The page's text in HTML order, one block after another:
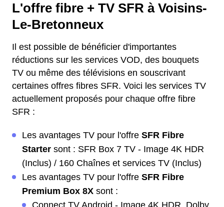
L'offre fibre + TV SFR à Voisins-
Le-Bretonneux
Il est possible de bénéficier d'importantes
réductions sur les services VOD, des bouquets
TV ou même des télévisions en souscrivant
certaines offres fibres SFR. Voici les services TV
actuellement proposés pour chaque offre fibre
SFR :
Les avantages TV pour l'offre SFR Fibre
Starter sont : SFR Box 7 TV - Image 4K HDR
(Inclus) / 160 Chaînes et services TV (Inclus)
Les avantages TV pour l'offre SFR Fibre
Premium Box 8X sont :
Connect TV Android - Image 4K HDR, Dolby